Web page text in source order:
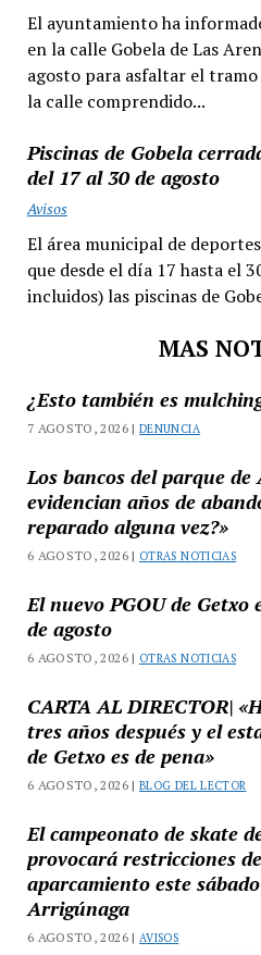
El ayuntamiento ha
en la calle Gobela de Las
agosto para asfaltar el tramo
la calle comprendido...
Piscinas de Gobela
del 17 al 30 de agosto
Avisos
El área municipal de
que desde el día 17 hasta el
incluidos) las piscinas de
MAS
¿Esto también es
7 AGOSTO, 2026 |DENUNCIA
Los bancos del parque
evidencian años de
reparado alguna vez?»
6 AGOSTO, 2026 | OTRAS NOTICIAS
El nuevo PGOU de
de agosto
6 AGOSTO, 2026 | OTRAS NOTICIAS
CARTA AL DIRECTOR|
tres años después y el
de Getxo es de pena»
6 AGOSTO, 2026 |BLOG DEL LECTOR
El campeonato de skate
provocará restricciones
aparcamiento este
Arrigúnaga
6 AGOSTO, 2026 |AVISOS